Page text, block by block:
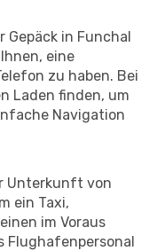
Gepäck in Funchal
eine
zu haben. Bei
Laden finden, um
Navigation
Unterkunft von
ein Taxi,
im Voraus
Flughafenpersonal